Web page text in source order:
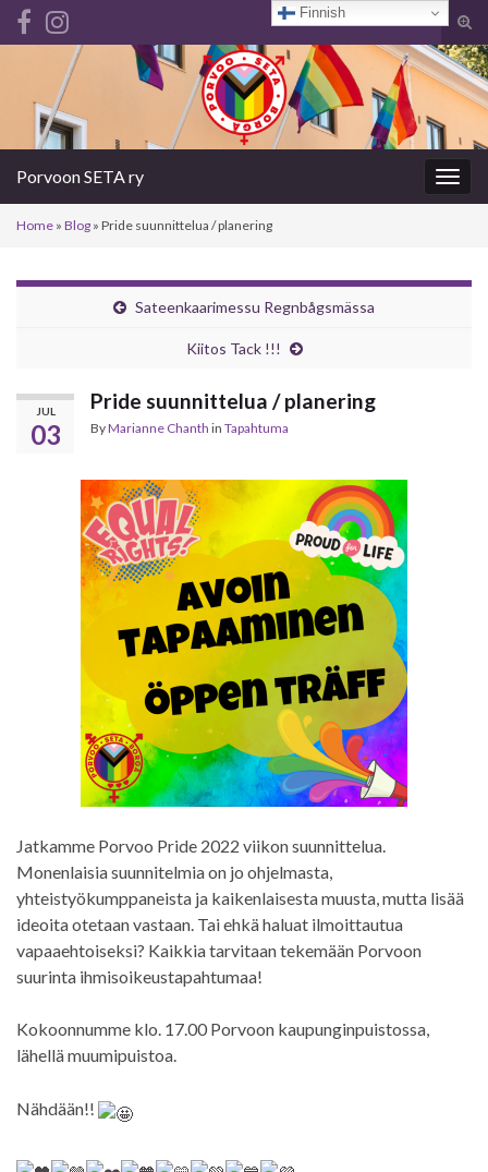
Search for:
Porvoon SETA ry
Home » Blog » Pride suunnittelua / planering
Sateenkaarimessu Regnbågsmässa
Kiitos Tack !!!
JUL
03
Pride suunnittelua / planering
ByMarianne Chanth in Tapahtuma
Jatkamme Porvoo Pride 2022 viikon suunnittelua.
Monenlaisia suunnitelmia on jo ohjelmasta,
yhteistyökumppaneista ja kaikenlaisesta muusta, mutta lisää
ideoita otetaan vastaan. Tai ehkä haluat ilmoittautua
vapaaehtoiseksi? Kaikkia tarvitaan tekemään Porvoon
suurinta ihmisoikeustapahtumaa!
Kokoonnumme klo. 17.00 Porvoon kaupunginpuistossa,
lähellä muumipuistoa.
Nähdään!!
Finnish